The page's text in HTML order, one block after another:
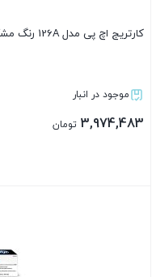
کارتریج اچ پی مدل 126A رنگ مشکی گرید A
موجود در انبار
3,974,483 تومان